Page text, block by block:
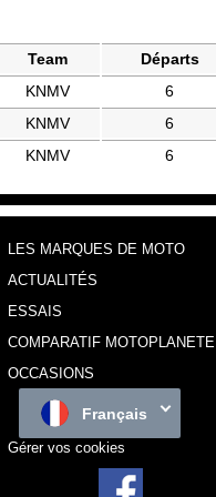
Team Départs
KNMV 6
KNMV 6
KNMV 6
LES MARQUES DE MOTO
ACTUALITÉS
ESSAIS
COMPARATIF MOTOPLANETE
OCCASIONS
Français
Gérer vos cookies